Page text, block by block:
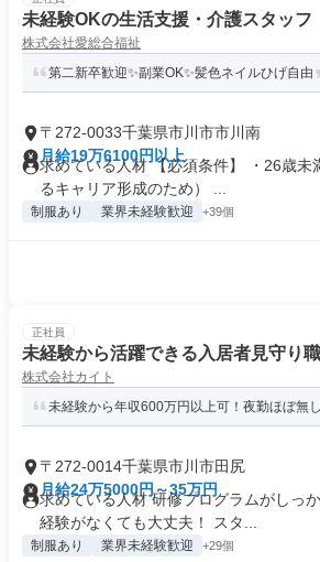
未経験OKの生活支援・介護スタッフ
株式会社愛総合福祉
第二新卒歓迎✨副業OK✨髪色ネイルひげ自由
〒272-0033千葉県市川市市川南
月給19万6100円以上
求めている人材 【必須条件】 ・26歳未
るキャリア形成のため） ...
制服あり 業界未経験歓迎 +39個
正社員
未経験から活躍できる入居者見守り
株式会社カイト
未経験から年収600万円以上可！夜勤ほぼ無
〒272-0014千葉県市川市田尻
月給24万5000円～35万円
求めている人材 研修プログラムがしっ
経験がなくても大丈夫！ スタ...
制服あり 業界未経験歓迎 +29個